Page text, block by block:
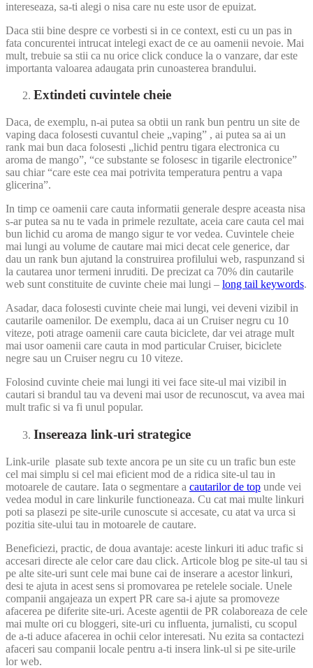
intereseaza, sa-ti alegi o nisa care nu este usor de epuizat.
Daca stii bine despre ce vorbesti si in ce context, esti cu un pas in
fata concurentei intrucat intelegi exact de ce au oamenii nevoie. Mai
mult, trebuie sa stii ca nu orice click conduce la o vanzare, dar este
importanta valoarea adaugata prin cunoasterea brandului.
Extindeti cuvintele cheie
Daca, de exemplu, n-ai putea sa obtii un rank bun pentru un site de
vaping daca folosesti cuvantul cheie „vaping” , ai putea sa ai un
rank mai bun daca folosesti „lichid pentru tigara electronica cu
aroma de mango”, “ce substante se folosesc in tigarile electronice”
sau chiar “care este cea mai potrivita temperatura pentru a vapa
glicerina”.
In timp ce oamenii care cauta informatii generale despre aceasta nisa
s-ar putea sa nu te vada in primele rezultate, aceia care cauta cel mai
bun lichid cu aroma de mango sigur te vor vedea. Cuvintele cheie
mai lungi au volume de cautare mai mici decat cele generice, dar
dau un rank bun ajutand la construirea profilului web, raspunzand si
la cautarea unor termeni inruditi. De precizat ca 70% din cautarile
web sunt constituite de cuvinte cheie mai lungi – long tail keywords.
Asadar, daca folosesti cuvinte cheie mai lungi, vei deveni vizibil in
cautarile oamenilor. De exemplu, daca ai un Cruiser negru cu 10
viteze, poti atrage oamenii care cauta biciclete, dar vei atrage mult
mai usor oamenii care cauta in mod particular Cruiser, biciclete
negre sau un Cruiser negru cu 10 viteze.
Folosind cuvinte cheie mai lungi iti vei face site-ul mai vizibil in
cautari si brandul tau va deveni mai usor de recunoscut, va avea mai
mult trafic si va fi unul popular.
Insereaza link-uri strategice
Link-urile plasate sub texte ancora pe un site cu un trafic bun este
cel mai simplu si cel mai eficient mod de a ridica site-ul tau in
motoarele de cautare. Iata o segmentare a cautarilor de top unde vei
vedea modul in care linkurile functioneaza. Cu cat mai multe linkuri
poti sa plasezi pe site-urile cunoscute si accesate, cu atat va urca si
pozitia site-ului tau in motoarele de cautare.
Beneficiezi, practic, de doua avantaje: aceste linkuri iti aduc trafic si
accesari directe ale celor care dau click. Articole blog pe site-ul tau si
pe alte site-uri sunt cele mai bune cai de inserare a acestor linkuri,
desi te ajuta in acest sens si promovarea pe retelele sociale. Unele
companii angajeaza un expert PR care sa-i ajute sa promoveze
afacerea pe diferite site-uri. Aceste agentii de PR colaboreaza de cele
mai multe ori cu bloggeri, site-uri cu influenta, jurnalisti, cu scopul
de a-ti aduce afacerea in ochii celor interesati. Nu ezita sa contactezi
afaceri sau companii locale pentru a-ti insera link-ul si pe site-urile
lor web.